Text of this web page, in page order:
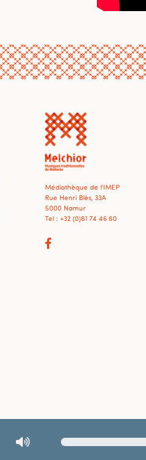
Médiathèque de l'IMEP
Rue Henri Blès, 33A
5000 Namur
Tel : +32 (0)81 74 46 80